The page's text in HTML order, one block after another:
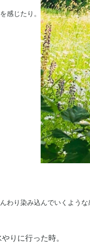
感じたり。
わり染み込んでいくような
りに行った時。